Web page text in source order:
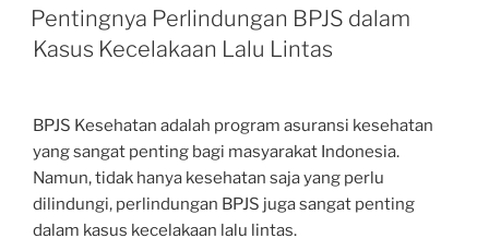
ON
Pentingnya Perlindungan BPJS dalam
Kasus Kecelakaan Lalu Lintas
BPJS Kesehatan adalah program asuransi kesehatan
yang sangat penting bagi masyarakat Indonesia.
Namun, tidak hanya kesehatan saja yang perlu
dilindungi, perlindungan BPJS juga sangat penting
dalam kasus kecelakaan lalu lintas.